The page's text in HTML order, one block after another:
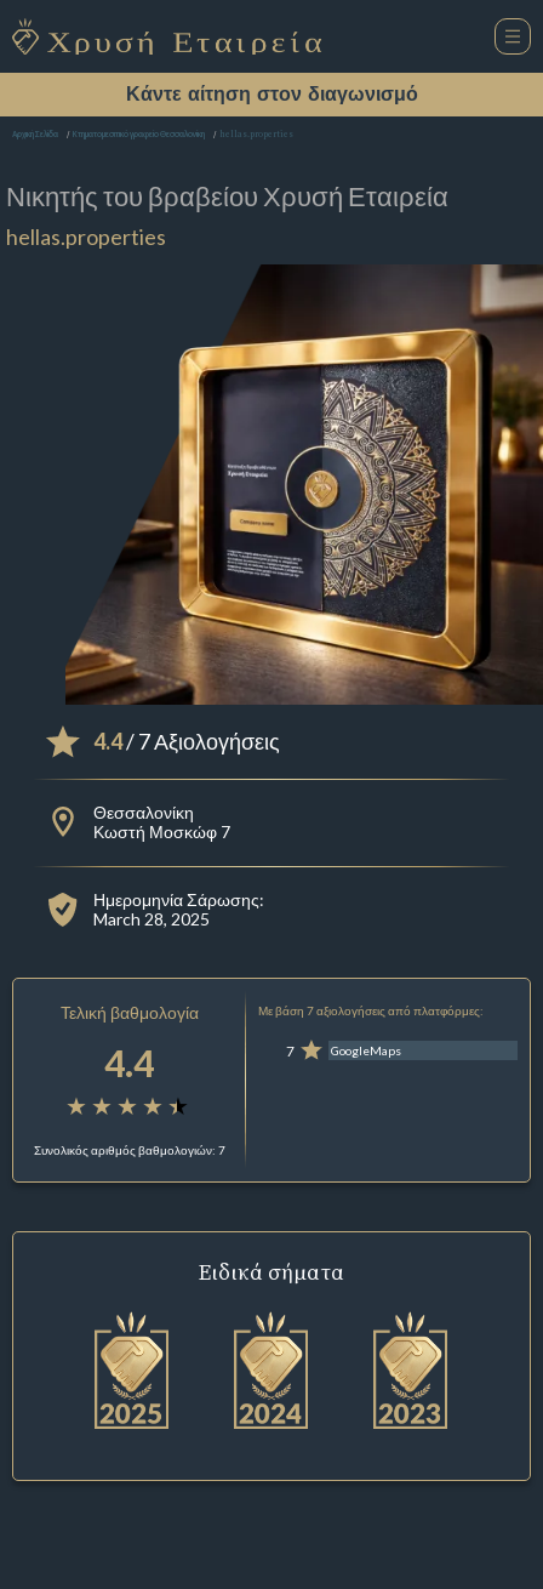
Κάντε αίτηση στον διαγωνισμό
Αρχική Σελίδα Κτηματομεσιτικό γραφείο Θεσσαλονίκη hellas.properties
Νικητής του βραβείου Χρυσή Εταιρεία
hellas.properties
4.4/ 7 Αξιολογήσεις
Θεσσαλονίκη
Κωστή Μοσκώφ 7
Ημερομηνία Σάρωσης:
March 28, 2025
Τελική βαθμολογία
4.4
Συνολικός αριθμός βαθμολογιών: 7
Με βάση 7 αξιολογήσεις από πλατφόρμες:
7 GoogleMaps
Ειδικά σήματα